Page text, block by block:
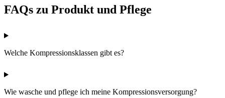
FAQs zu Produkt und Pflege
Welche Kompressionsklassen gibt es?
Wie wasche und pflege ich meine Kompressionsversorgung?